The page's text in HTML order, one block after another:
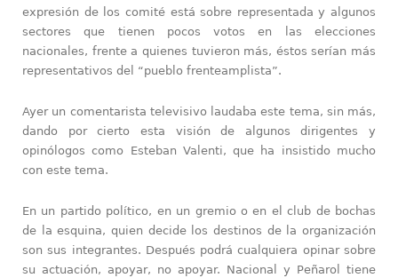
expresión de los comité está sobre representada y algunos
sectores que tienen pocos votos en las elecciones
nacionales, frente a quienes tuvieron más, éstos serían más
representativos del “pueblo frenteamplista”.
Ayer un comentarista televisivo laudaba este tema, sin más,
dando por cierto esta visión de algunos dirigentes y
opinólogos como Esteban Valenti, que ha insistido mucho
con este tema.
En un partido político, en un gremio o en el club de bochas
de la esquina, quien decide los destinos de la organización
son sus integrantes. Después podrá cualquiera opinar sobre
su actuación, apoyar, no apoyar. Nacional y Peñarol tiene